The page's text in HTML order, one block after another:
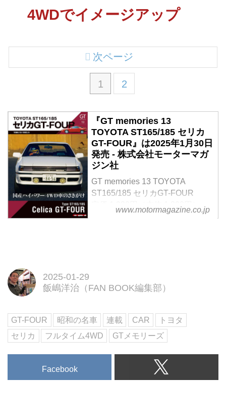
4WDでイメージアップ
1 2
次ページ
『GT memories 13
TOYOTA ST165/185 セリカ
GT-FOUR』は2025年1月30日
発売 - 株式会社モーターマガ
ジン社
GT memories 13 TOYOTA
ST165/185 セリカGT-FOUR
定価 1,980円（本体 1,800円）
各グレードのインプレッションか
た資料性の高い保存本の第十三
カタログを抜粋して掲載していま
す。
試し読み
＜内容紹介＞
本書は、1986年に登場した
ST165 セリカ GT-FO...
www.motormagazine.co.jp
2025-01-29
飯嶋洋治（FAN BOOK編集部）
GT-FOUR 昭和の名車 連載 CAR
トヨタ
セリカ
フルタイム4WD GTメモリーズ
Facebook